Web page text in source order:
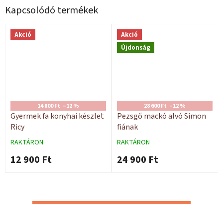
Kapcsolódó termékek
Akció
14 800 Ft –12 %
Gyermek fa konyhai készlet
Ricy
RAKTÁRON
12 900 Ft
Akció
Újdonság
28 600 Ft –12 %
Pezsgő mackó alvó Simon
fiának
RAKTÁRON
24 900 Ft